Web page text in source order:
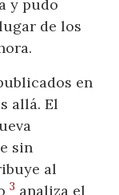
y pudo
de los
en
allá. El
sin
al
3 analiza el